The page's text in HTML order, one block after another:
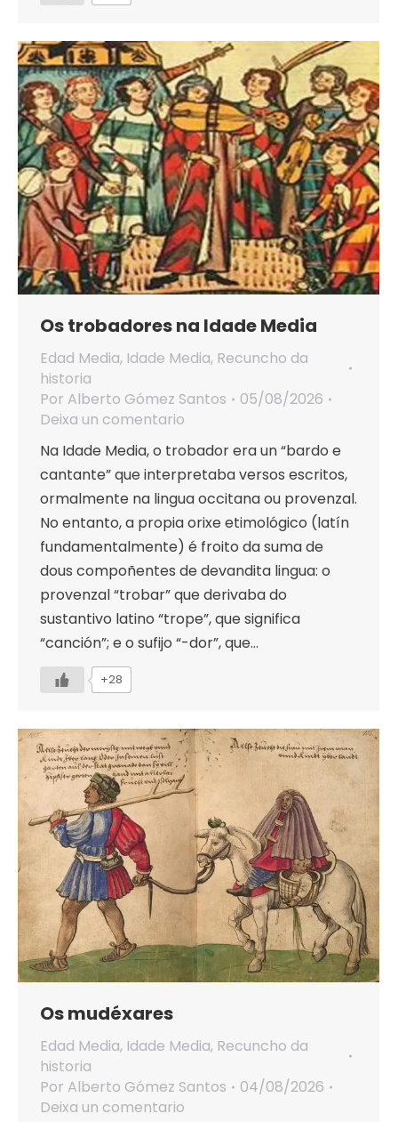
Os trobadores na Idade Media
Edad Media, Idade Media, Recuncho da
historia
Por Alberto Gómez Santos
05/08/2026
Deixa un comentario
Na Idade Media, o trobador era un “bardo e
cantante” que interpretaba versos escritos,
ormalmente na lingua occitana ou provenzal.
No entanto, a propia orixe etimológico (latín
fundamentalmente) é froito da suma de
dous compoñentes de devandita lingua: o
provenzal “trobar” que derivaba do
sustantivo latino “trope”, que significa
“canción”; e o sufijo “-dor”, que…
+28
Os mudéxares
Edad Media, Idade Media, Recuncho da
historia
Por Alberto Gómez Santos
04/08/2026
Deixa un comentario